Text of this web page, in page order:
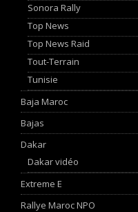
Sonora Rally
Top News
Top News Raid
Tout-Terrain
Tunisie
Baja Maroc
Bajas
Dakar
Dakar vidéo
Extreme E
Rallye Maroc NPO